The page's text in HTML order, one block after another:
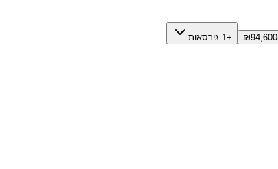
₪94,600 +1 גירסאות